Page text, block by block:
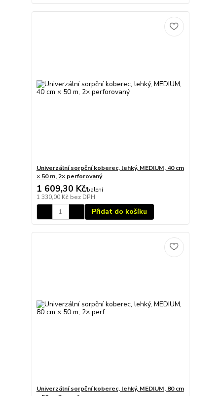
Univerzální sorpční koberec, lehký, MEDIUM, 40 cm
× 50 m, 2× perforovaný
1 609,30 Kč/balení
1 330,00 Kč bez DPH
Přidat do košíku
Univerzální sorpční koberec, lehký, MEDIUM, 80 cm